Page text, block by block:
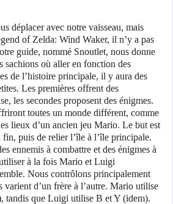
déplacer avec notre vaisseau, mais
of Zelda: Wind Waker, il n’y a pas
guide, nommé Snoutlet, nous donne
sachions où aller en fonction des
de l’histoire principale, il y aura des
Les premières offrent des
les secondes proposent des énigmes.
toutes un monde différent, comme
lieux d’un ancien jeu Mario. Le but est
fin, puis de relier l’île à l’île principale.
ennemis à combattre et des énigmes à
à la fois Mario et Luigi
Nous contrôlons principalement
varient d’un frère à l’autre. Mario utilise
tandis que Luigi utilise B et Y (idem).